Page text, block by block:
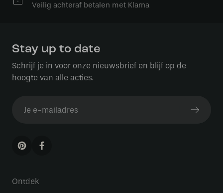
Veilig achteraf betalen met Klarna
Stay up to date
Schrijf je in voor onze nieuwsbrief en blijf op de
hoogte van alle acties.
Ontdek